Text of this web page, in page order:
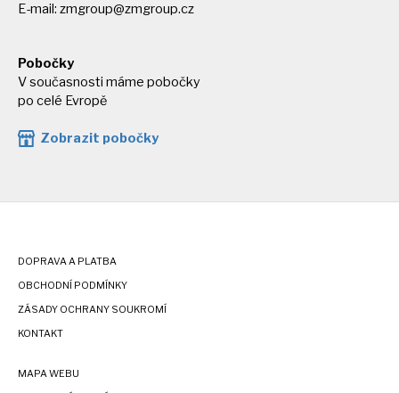
E-mail: zmgroup@zmgroup.cz
Pobočky
V současnosti máme pobočky
po celé Evropě
Zobrazit pobočky
DOPRAVA A PLATBA
OBCHODNÍ PODMÍNKY
ZÁSADY OCHRANY SOUKROMÍ
KONTAKT
MAPA WEBU